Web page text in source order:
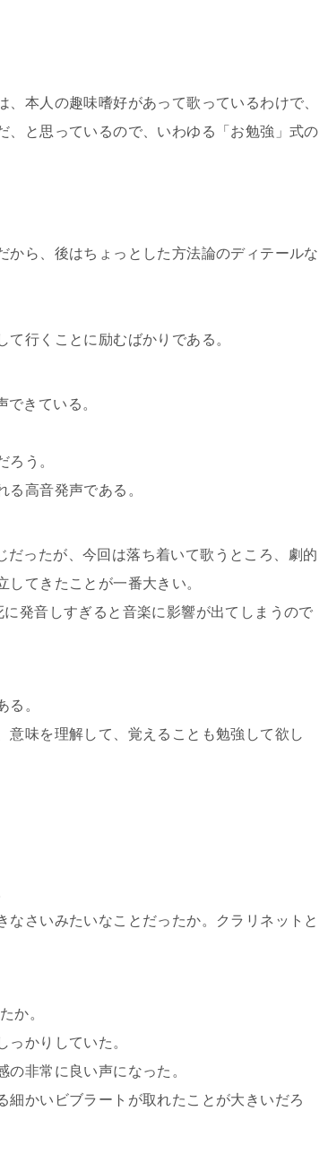
本人の趣味嗜好があって歌っているわけで、
、と思っているので、いわゆる「お勉強」式の
ら、後はちょっとした方法論のディテールな
行くことに励むばかりである。
きている。
ろう。
高音発声である。
ったが、今回は落ち着いて歌うところ、劇的
てきたことが一番大きい。
発音しすぎると音楽に影響が出てしまうので
る。
味を理解して、覚えることも勉強して欲し
さいみたいなことだったか。クラリネットと
か。
かりしていた。
非常に良い声になった。
細かいビブラートが取れたことが大きいだろ